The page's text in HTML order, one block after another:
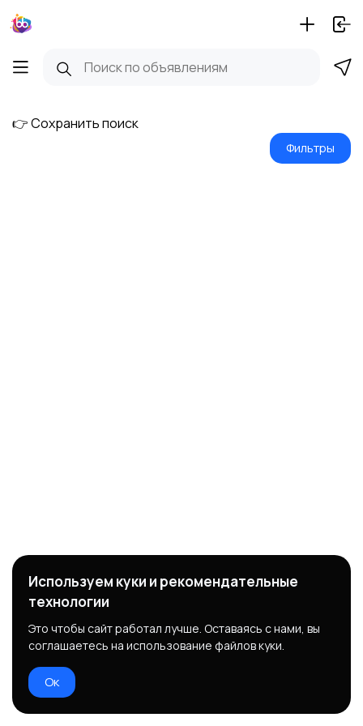
👉 Сохранить поиск
Фильтры
Используем куки и рекомендательные
технологии
Это чтобы сайт работал лучше. Оставаясь с нами, вы
соглашаетесь на использование файлов куки.
Ок